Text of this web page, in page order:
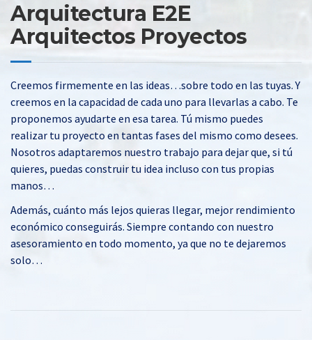
Arquitectura E2E
Arquitectos Proyectos
Creemos firmemente en las ideas…sobre todo en las tuyas. Y
creemos en la capacidad de cada uno para llevarlas a cabo. Te
proponemos ayudarte en esa tarea. Tú mismo puedes
realizar tu proyecto en tantas fases del mismo como desees.
Nosotros adaptaremos nuestro trabajo para dejar que, si tú
quieres, puedas construir tu idea incluso con tus propias
manos…
Además, cuánto más lejos quieras llegar, mejor rendimiento
económico conseguirás. Siempre contando con nuestro
asesoramiento en todo momento, ya que no te dejaremos
solo…